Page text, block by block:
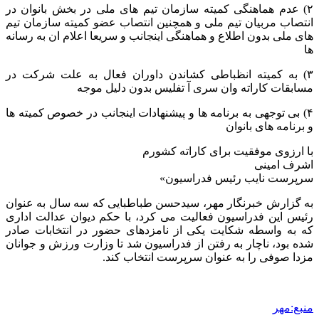
۲) عدم هماهنگی کمیته سازمان تیم های ملی در بخش بانوان در
انتصاب مربیان تیم ملی و همچنین انتصاب عضو کمیته سازمان تیم
های ملی بدون اطلاع و هماهنگی اینجانب و سریعا اعلام ان به رسانه
ها
۳) به کمیته انظباطی کشاندن داوران فعال به علت شرکت در
مسابقات کاراته وان سری آ تفلیس بدون دلیل موجه
۴) بی توجهی به برنامه ها و پیشنهادات اینجانب در خصوص کمیته ها
و برنامه های بانوان
با ارزوی موفقیت برای کاراته کشورم
اشرف امینی
سرپرست نایب رئیس فدراسیون»
به گزارش خبرنگار مهر، سیدحسن طباطبایی که سه سال به عنوان
رئیس این فدراسیون فعالیت می کرد، با حکم دیوان عدالت اداری
که به واسطه شکایت یکی از نامزدهای حضور در انتخابات صادر
شده بود، ناچار به رفتن از فدراسیون شد تا وزارت ورزش و جوانان
مزدا صوفی را به عنوان سرپرست انتخاب کند.
منبع:مهر